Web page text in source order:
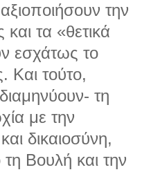
την
και τα «θετικά
εσχάτως το
Και τούτο,
τη
με την
δικαιοσύνη,
Βουλή και την